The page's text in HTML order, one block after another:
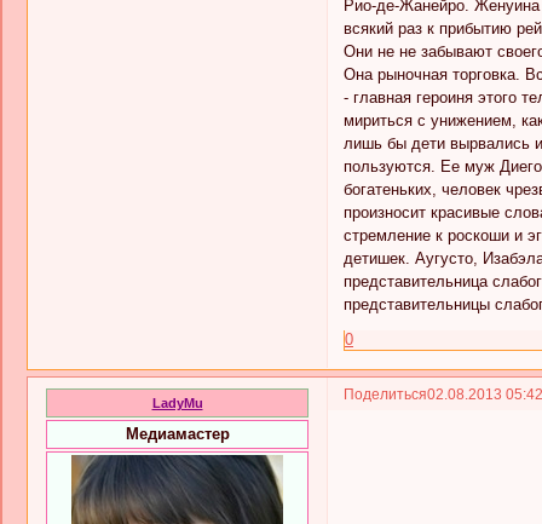
Рио-де-Жанейро. Женуина
всякий раз к прибытию
Они не не забывают
Она рыночная торговка.
- главная героиня этого
мириться с унижением,
лишь бы дети вырвались
пользуются. Ее муж
богатеньких, человек
произносит красивые
стремление к роскоши и
детишек. Аугусто,
представительница
представительницы
0
Поделиться02.08.2013
LadyMu
Медиамастер